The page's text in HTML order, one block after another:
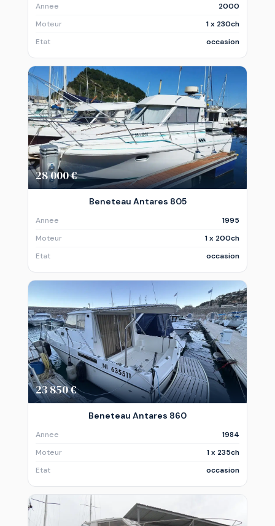
Annee
2000
Moteur
1 x 230ch
Etat
occasion
28 000 €
Beneteau Antares 805
Annee
1995
Moteur
1 x 200ch
Etat
occasion
23 850 €
Beneteau Antares 860
Annee
1984
Moteur
1 x 235ch
Etat
occasion